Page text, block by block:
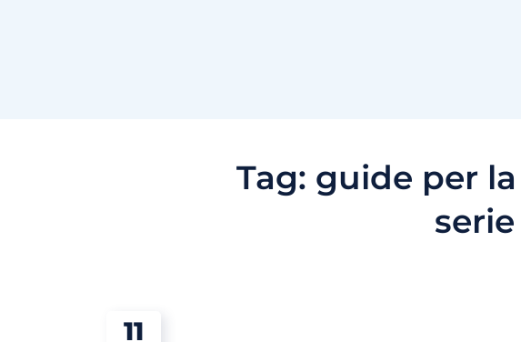
Tag: guide per
serie
11